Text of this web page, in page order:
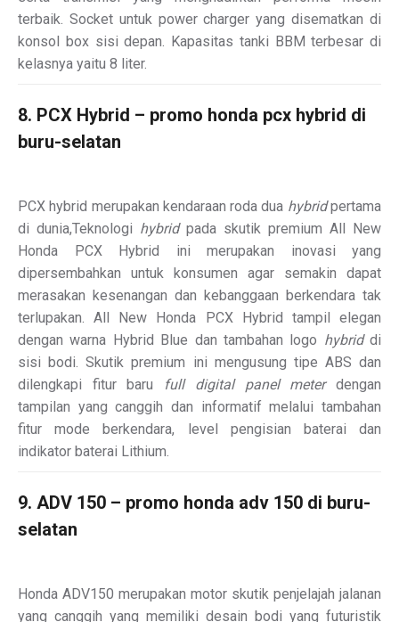
terbaik. Socket untuk power charger yang disematkan di
konsol box sisi depan. Kapasitas tanki BBM terbesar di
kelasnya yaitu 8 liter.
8. PCX Hybrid – promo honda pcx hybrid di
buru-selatan
PCX hybrid merupakan kendaraan roda dua hybridpertama
di dunia,Teknologi hybridpada skutik premium All New
Honda PCX Hybrid ini merupakan inovasi yang
dipersembahkan untuk konsumen agar semakin dapat
merasakan kesenangan dan kebanggaan berkendara tak
terlupakan. All New Honda PCX Hybrid tampil elegan
dengan warna Hybrid Blue dan tambahan logo hybriddi
sisi bodi. Skutik premium ini mengusung tipe ABS dan
dilengkapi fitur baru full digital panel meterdengan
tampilan yang canggih dan informatif melalui tambahan
fitur mode berkendara, level pengisian baterai dan
indikator baterai Lithium.
9. ADV 150 – promo honda adv 150 di buru-
selatan
Honda ADV150 merupakan motor skutik penjelajah jalanan
yang canggih yang memiliki desain bodi yang futuristik